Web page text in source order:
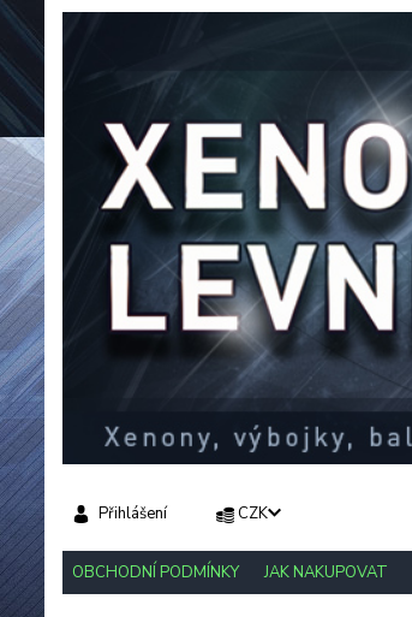
OBCHODNÍ PODMÍNKY JAK NAKUPOVAT
CZK
Přihlášení